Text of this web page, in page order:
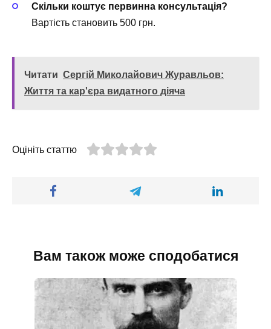
Скільки коштує первинна консультація?
Вартість становить 500 грн.
Читати Сергій Миколайович Журавльов:
Життя та кар'єра видатного діяча
Оцініть статтю
Вам також може сподобатися